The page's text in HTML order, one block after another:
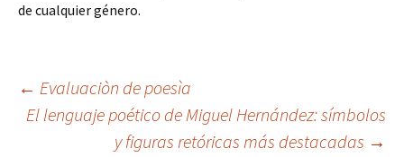
de cualquier género.
Navegación
← Evaluaciòn de poesìa
El lenguaje poético de Miguel Hernández: símbolos
y figuras retóricas más destacadas →